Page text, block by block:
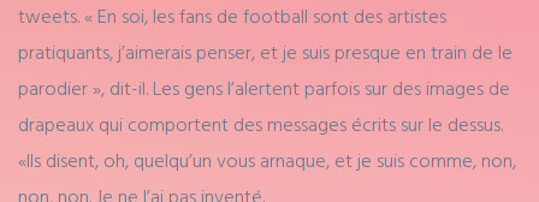
tweets. « En soi, les fans de football sont des artistes
pratiquants, j’aimerais penser, et je suis presque en train de le
parodier », dit-il. Les gens l’alertent parfois sur des images de
drapeaux qui comportent des messages écrits sur le dessus.
«Ils disent, oh, quelqu’un vous arnaque, et je suis comme, non,
non, non. Je ne l’ai pas inventé.